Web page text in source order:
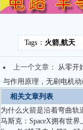
Tags： 火箭,航天
上一个文章： 从零开
与作用原理，无刷电机
相关文章列表
为什么火箭是沿着弯曲轨
马斯克：SpaceX拥有世